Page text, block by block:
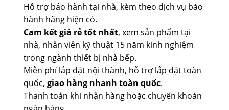
Hỗ trợ bảo hành tại nhà, kèm theo dịch vụ bảo
hành hãng hiện có.
Cam kết giá rẻ tốt nhất, xem sản phẩm tại
nhà, nhân viên kỹ thuật 15 năm kinh nghiệm
trong ngành thiết bị nhà bếp.
Miễn phí lắp đặt nội thành, hỗ trợ lắp đặt toàn
quốc, giao hàng nhanh toàn quốc.
Thanh toán khi nhận hàng hoặc chuyển khoản